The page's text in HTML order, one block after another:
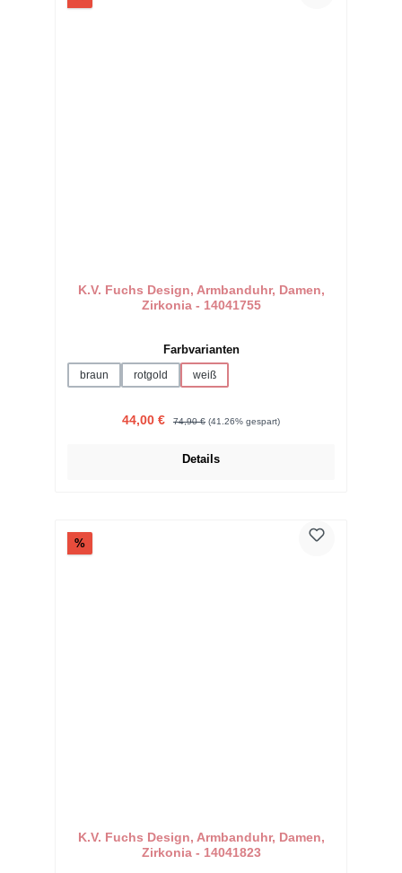
K.V. Fuchs Design, Armbanduhr, Damen,
Zirkonia - 14041755
Farbvariantenauswählen
braun rotgold weiß
Verkaufspreis:
44,00 € Regulärer Preis:
74,90 € (41.26% gespart)
Details
%Rabatt
K.V. Fuchs Design, Armbanduhr, Damen,
Zirkonia - 14041823